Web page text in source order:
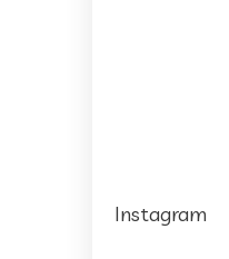
Instagram